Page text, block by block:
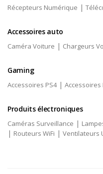
Récepteurs Numérique |
Accessoires auto
Caméra Voiture | Chargeurs
Gaming
Accessoires PS4| Accessoires
Produits électroniques
Caméras Surveillance |
| Routeurs WiFi | Ventilateurs